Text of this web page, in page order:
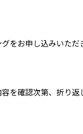
をお申し込みいただ
を確認次第、折り返